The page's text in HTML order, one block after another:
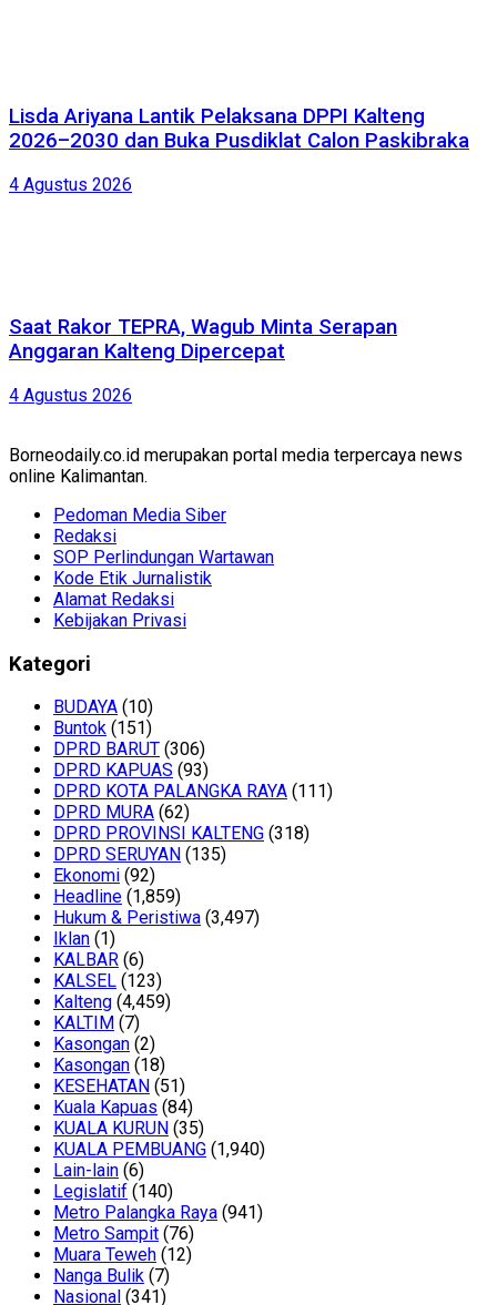
Lisda Ariyana Lantik Pelaksana DPPI Kalteng
2026–2030 dan Buka Pusdiklat Calon Paskibraka
4 Agustus 2026
Saat Rakor TEPRA, Wagub Minta Serapan
Anggaran Kalteng Dipercepat
4 Agustus 2026
Borneodaily.co.id merupakan portal media terpercaya news
online Kalimantan.
Pedoman Media Siber
Redaksi
SOP Perlindungan Wartawan
Kode Etik Jurnalistik
Alamat Redaksi
Kebijakan Privasi
Kategori
BUDAYA (10)
Buntok (151)
DPRD BARUT (306)
DPRD KAPUAS (93)
DPRD KOTA PALANGKA RAYA (111)
DPRD MURA (62)
DPRD PROVINSI KALTENG (318)
DPRD SERUYAN (135)
Ekonomi (92)
Headline (1,859)
Hukum & Peristiwa (3,497)
Iklan (1)
KALBAR (6)
KALSEL (123)
Kalteng (4,459)
KALTIM (7)
Kasongan (2)
Kasongan (18)
KESEHATAN (51)
Kuala Kapuas (84)
KUALA KURUN (35)
KUALA PEMBUANG (1,940)
Lain-lain (6)
Legislatif (140)
Metro Palangka Raya (941)
Metro Sampit (76)
Muara Teweh (12)
Nanga Bulik (7)
Nasional (341)